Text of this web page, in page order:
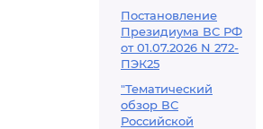
Постановление
Президиума ВС РФ
от 01.07.2026 N 272-
ПЭК25
"Тематический
обзор ВС
Российской